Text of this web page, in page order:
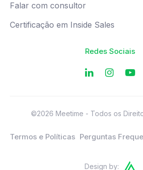
Falar com consultor
Certificação em Inside Sales
Redes Sociais
©2026 Meetime - Todos os
Termos e Políticas Perguntas
Design by: